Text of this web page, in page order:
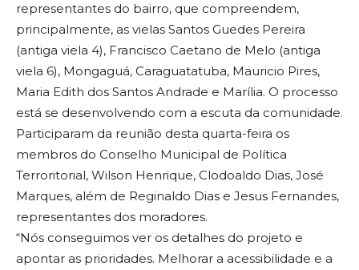
representantes do bairro, que compreendem,
principalmente, as vielas Santos Guedes Pereira
(antiga viela 4), Francisco Caetano de Melo (antiga
viela 6), Mongaguá, Caraguatatuba, Mauricio Pires,
Maria Edith dos Santos Andrade e Marília. O processo
está se desenvolvendo com a escuta da comunidade.
Participaram da reunião desta quarta-feira os
membros do Conselho Municipal de Política
Terroritorial, Wilson Henrique, Clodoaldo Dias, José
Marques, além de Reginaldo Dias e Jesus Fernandes,
representantes dos moradores.
“Nós conseguimos ver os detalhes do projeto e
apontar as prioridades. Melhorar a acessibilidade e a